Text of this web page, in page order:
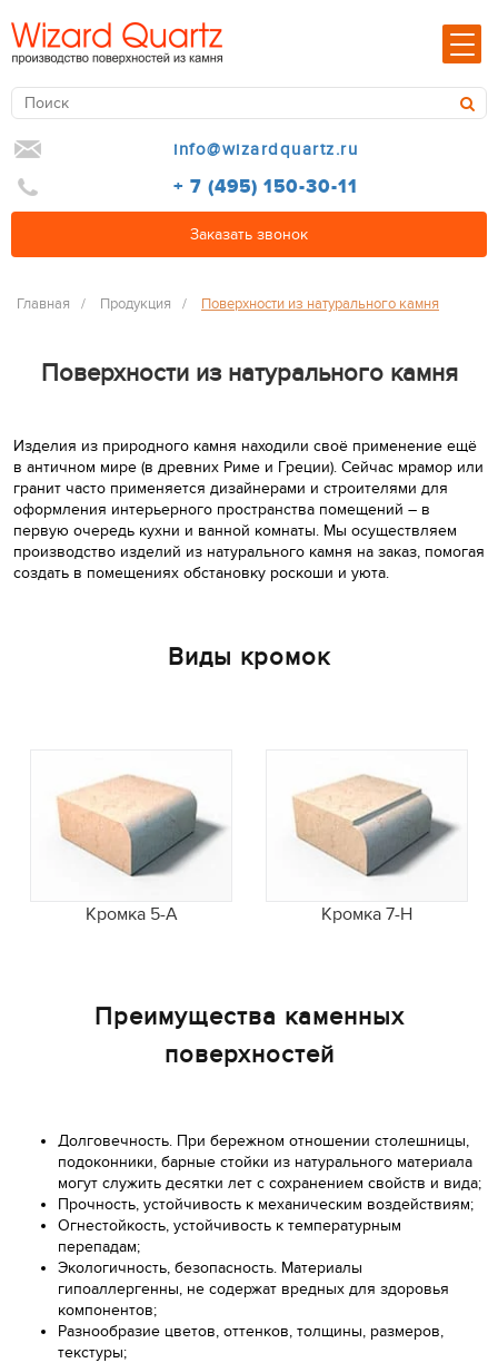
info@wizardquartz.ru
+ 7 (495) 150-30-11
Заказать звонок
Главная / Продукция / Поверхности из натурального камня
Поверхности из натурального камня
Изделия из природного камня находили своё применение ещё
в античном мире (в древних Риме и Греции). Сейчас мрамор или
гранит часто применяется дизайнерами и строителями для
оформления интерьерного пространства помещений – в
первую очередь кухни и ванной комнаты. Мы осуществляем
производство изделий из натурального камня на заказ, помогая
создать в помещениях обстановку роскоши и уюта.
Виды кромок
Кромка 5-A Кромка 7-H
Преимущества каменных
поверхностей
Долговечность. При бережном отношении столешницы,
подоконники, барные стойки из натурального материала
могут служить десятки лет с сохранением свойств и вида;
Прочность, устойчивость к механическим воздействиям;
Огнестойкость, устойчивость к температурным
перепадам;
Экологичность, безопасность. Материалы
гипоаллергенны, не содержат вредных для здоровья
компонентов;
Разнообразие цветов, оттенков, толщины, размеров,
текстуры;